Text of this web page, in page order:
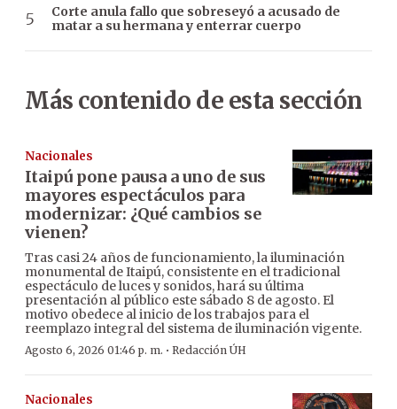
Corte anula fallo que sobreseyó a acusado de
matar a su hermana y enterrar cuerpo
Más contenido de esta sección
Nacionales
Itaipú pone pausa a uno de sus
mayores espectáculos para
modernizar: ¿Qué cambios se
vienen?
Tras casi 24 años de funcionamiento, la iluminación
monumental de Itaipú, consistente en el tradicional
espectáculo de luces y sonidos, hará su última
presentación al público este sábado 8 de agosto. El
motivo obedece al inicio de los trabajos para el
reemplazo integral del sistema de iluminación vigente.
Agosto 6, 2026 01:46 p. m. · Redacción ÚH
Nacionales